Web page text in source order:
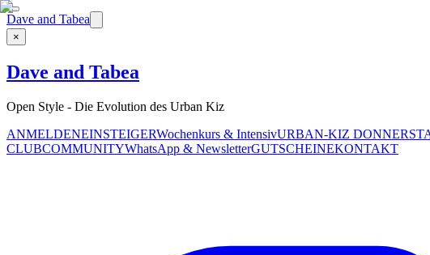
Dave and Tabea
×
Dave and Tabea
Open Style - Die Evolution des Urban Kiz
ANMELDENEINSTEIGERWochenkurs & IntensivURBAN-KIZ
CLUBCOMMUNITYWhatsApp & NewsletterGUTSCHEINEKONTAKT